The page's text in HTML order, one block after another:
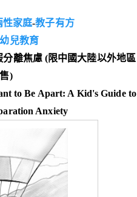
性家庭-教子有方
幼兒教育
離焦慮 (限中國大陸以外地區
)
to Be Apart: A Kid's Guide to
Anxiety